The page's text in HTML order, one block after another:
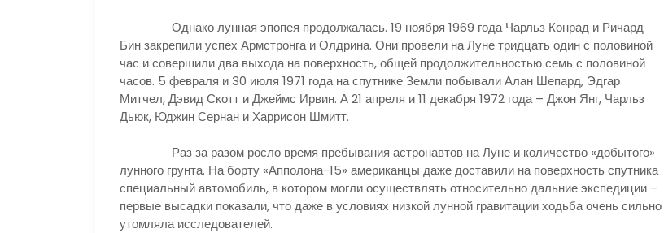
Однако лунная эпопея продолжалась. 19 ноября 1969 года Чарльз Конрад и Ричард
Бин закрепили успех Армстронга и Олдрина. Они провели на Луне тридцать один с половиной
час и совершили два выхода на поверхность, общей продолжительностью семь с половиной
часов. 5 февраля и 30 июля 1971 года на спутнике Земли побывали Алан Шепард, Эдгар
Митчел, Дэвид Скотт и Джеймс Ирвин. А 21 апреля и 11 декабря 1972 года – Джон Янг, Чарльз
Дьюк, Юджин Сернан и Харрисон Шмитт.
Раз за разом росло время пребывания астронавтов на Луне и количество «добытого»
лунного грунта. На борту «Апполона-15» американцы даже доставили на поверхность спутника
специальный автомобиль, в котором могли осуществлять относительно дальние экспедиции –
первые высадки показали, что даже в условиях низкой лунной гравитации ходьба очень сильно
утомляла исследователей.